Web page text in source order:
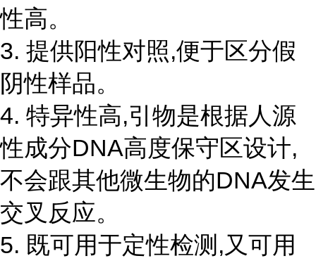
性高。
3. 提供阳性对照,便于区分假
阴性样品。
4. 特异性高,引物是根据人源
性成分DNA高度保守区设计,
不会跟其他微生物的DNA发生
交叉反应。
5. 既可用于定性检测,又可用